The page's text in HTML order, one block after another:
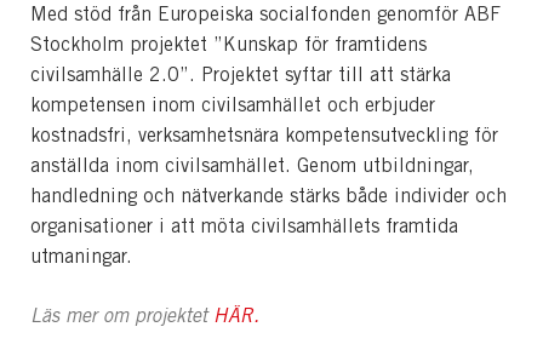
Med stöd från Europeiska socialfonden genomför ABF
Stockholm projektet ”Kunskap för framtidens
civilsamhälle 2.0”. Projektet syftar till att stärka
kompetensen inom civilsamhället och erbjuder
kostnadsfri, verksamhetsnära kompetensutveckling för
anställda inom civilsamhället. Genom utbildningar,
handledning och nätverkande stärks både individer och
organisationer i att möta civilsamhällets framtida
utmaningar.
Läs mer om projektet HÄR.